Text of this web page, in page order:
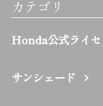
カテゴリ
Honda公式ライセ
サンシェード